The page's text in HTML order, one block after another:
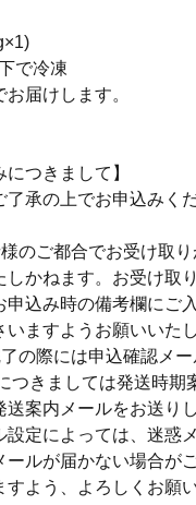
で冷凍
届けします。
につきまして】
了承の上でお申込みく
のご都合でお受け取
しかねます。お受け取
込み時の備考欄にご
ますようお願いいたし
の際には申込確認メ
つきましては発送時期
案内メールをお送り
定によっては、迷惑
ールが届かない場合が
よう、よろしくお願